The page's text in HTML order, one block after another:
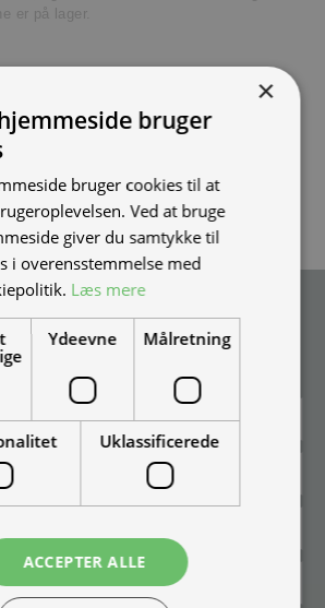
er på lager.
nyhedsmail
at modtage info om nye produkter, tilbud,
events og udstillinger.
×
bruger
bruger cookies til at
Ved at bruge
giver du samtykke til
i overensstemmelse med
Læs mere
Ydeevne Målretning
Uklassificerede
ACCEPTER ALLE